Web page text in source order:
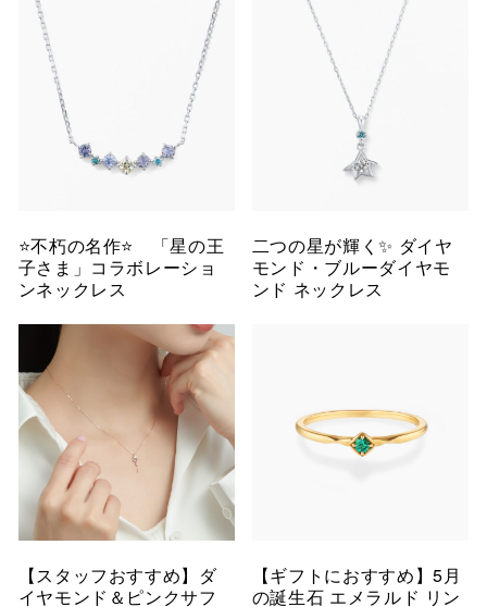
⭐️不朽の名作⭐️ 「星の王
子さま」コラボレーショ
ンネックレス
二つの星が輝く✨ ダイヤ
モンド・ブルーダイヤモ
ンド ネックレス
【スタッフおすすめ】ダ
イヤモンド＆ピンクサフ
【ギフトにおすすめ】5月
の誕生石 エメラルド リン